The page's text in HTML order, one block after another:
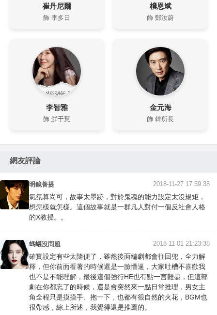
崔丹尼爾
飾 李多日
樸恩斌
飾 鄭汝蔚
李智雅
飾 鮮于慧
金元海
飾 韓所長
網友評論
明鏡菩提 2018-11-27 17:59:38
氣氛算尚可，故事太墨跡，對於鬼魂的能力設定太沒規矩，
想怎樣就怎樣。這個故事就是一群凡人對付一個反社會人格
的X教授。。
螞蟻沒問題 2018-11-01 21:23:38
確實設定有些太隨便了，雖然後面編劇都會往回兜，全力解
釋，但你前面看著的時候還是一臉懵逼，大家吐槽不喜歡我
也不是不能理解，最後這個強行HE也有點一言難盡，但這部
劇在你都忘了的時候，還是會突然來一點日常推理，男女主
角全程只是摸摸手、抱一下，也都有很自然的火花，BGM也
很帶感，綜上所述，我覺得還是推薦的。